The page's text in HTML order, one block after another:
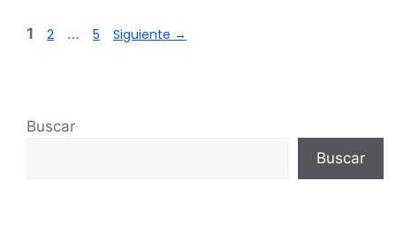
1 2 … 5 Siguiente →
Buscar
Buscar